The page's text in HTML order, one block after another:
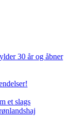
30 år og åbner
et slags